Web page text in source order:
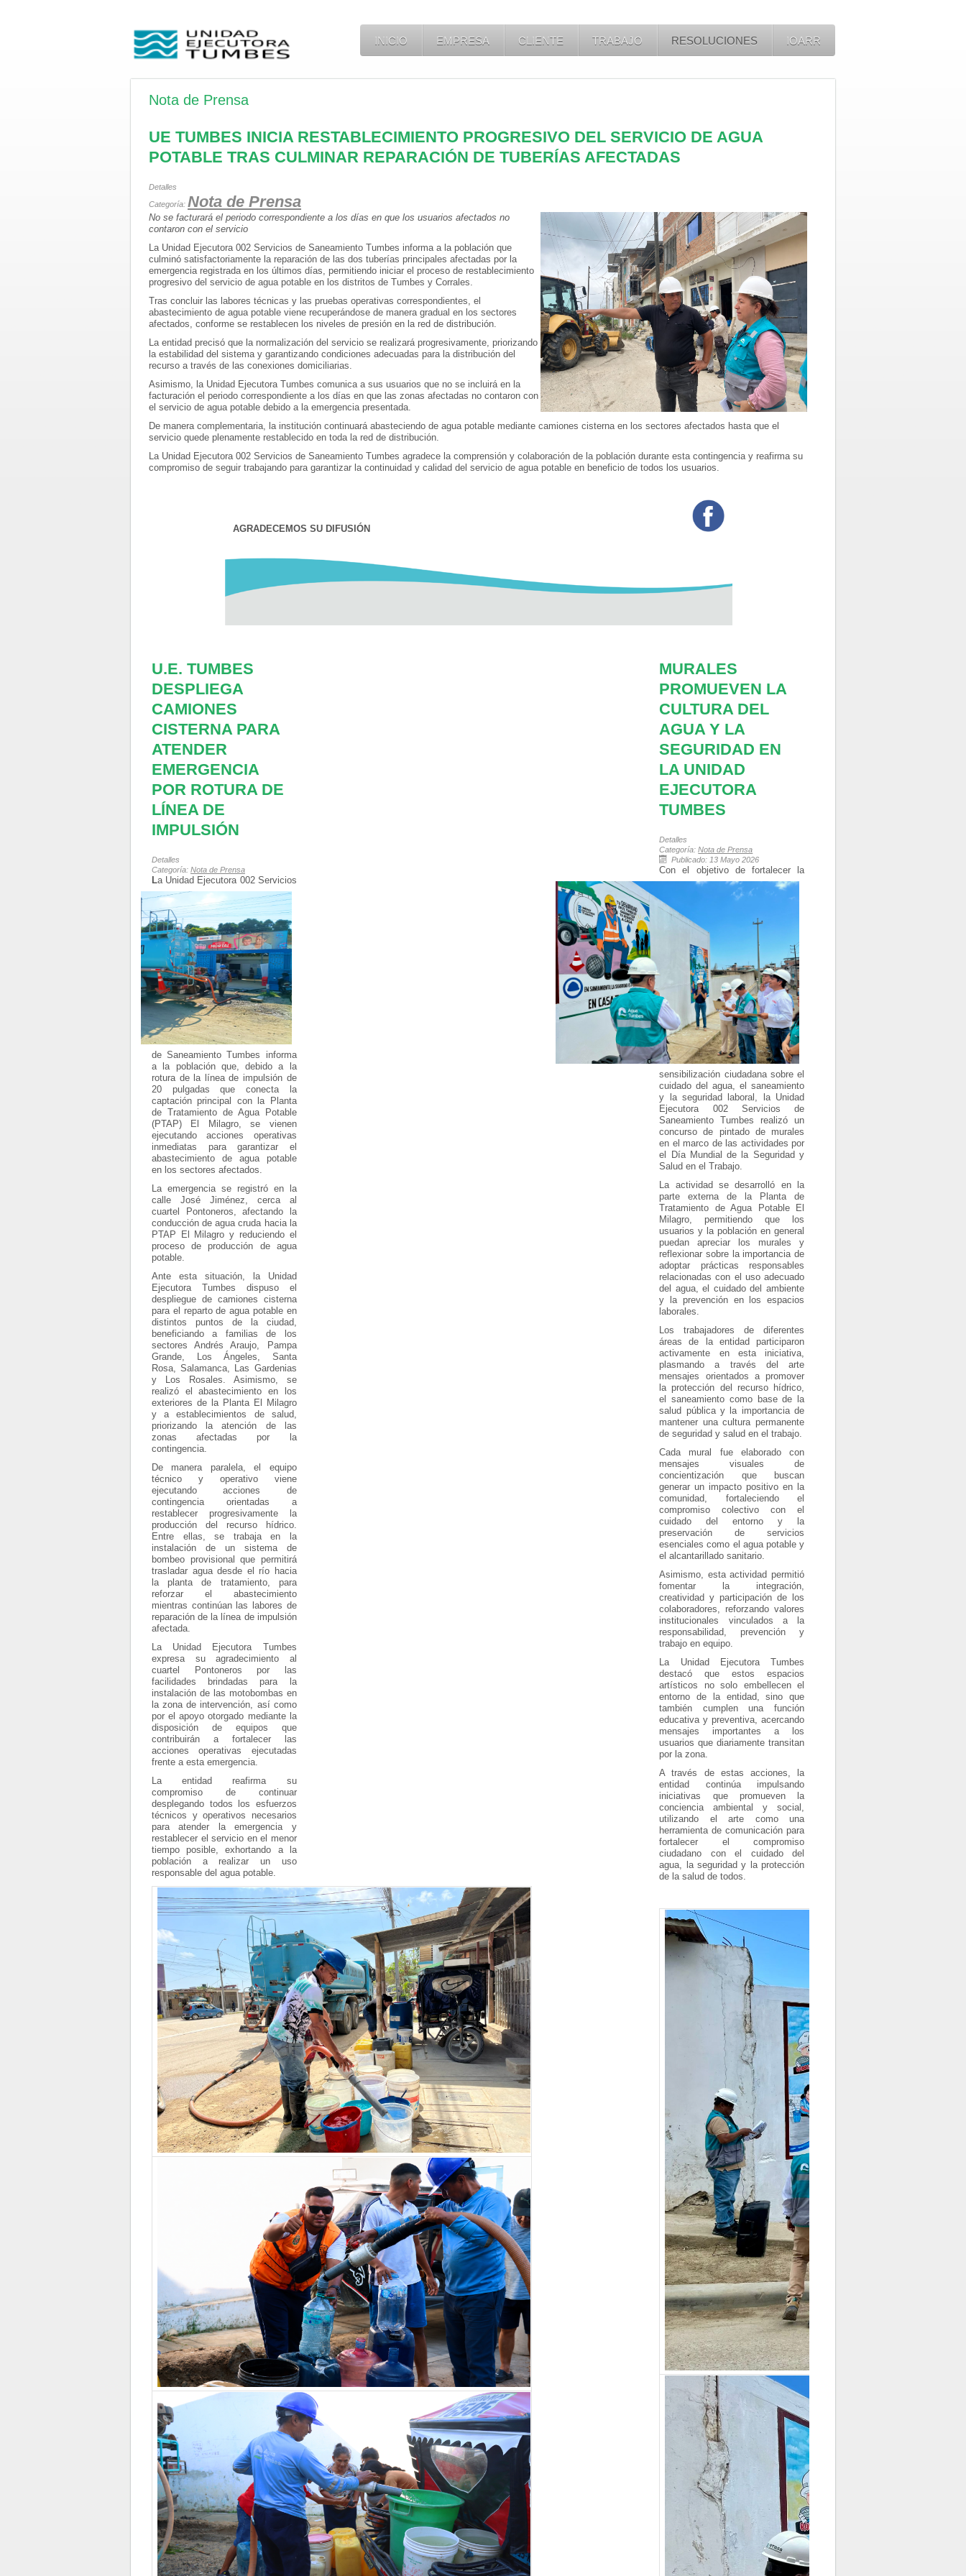
INICIO EMPRESA CLIENTE TRABAJO RESOLUCIONES IOARR
Nota de Prensa
UE TUMBES INICIA RESTABLECIMIENTO PROGRESIVO DEL SERVICIO DE AGUA
POTABLE TRAS CULMINAR REPARACIÓN DE TUBERÍAS AFECTADAS
Detalles
Categoría: Nota de Prensa
No se facturará el periodo correspondiente a los días en que los usuarios afectados no
contaron con el servicio
La Unidad Ejecutora 002 Servicios de Saneamiento Tumbes informa a la población que
culminó satisfactoriamente la reparación de las dos tuberías principales afectadas por la
emergencia registrada en los últimos días, permitiendo iniciar el proceso de restablecimiento
progresivo del servicio de agua potable en los distritos de Tumbes y Corrales.
Tras concluir las labores técnicas y las pruebas operativas correspondientes, el
abastecimiento de agua potable viene recuperándose de manera gradual en los sectores
afectados, conforme se restablecen los niveles de presión en la red de distribución.
La entidad precisó que la normalización del servicio se realizará progresivamente, priorizando
la estabilidad del sistema y garantizando condiciones adecuadas para la distribución del
recurso a través de las conexiones domiciliarias.
Asimismo, la Unidad Ejecutora Tumbes comunica a sus usuarios que no se incluirá en la
facturación el periodo correspondiente a los días en que las zonas afectadas no contaron con
el servicio de agua potable debido a la emergencia presentada.
De manera complementaria, la institución continuará abasteciendo de agua potable mediante camiones cisterna en los sectores afectados hasta que el
servicio quede plenamente restablecido en toda la red de distribución.
La Unidad Ejecutora 002 Servicios de Saneamiento Tumbes agradece la comprensión y colaboración de la población durante esta contingencia y reafirma su
compromiso de seguir trabajando para garantizar la continuidad y calidad del servicio de agua potable en beneficio de todos los usuarios.
AGRADECEMOS SU DIFUSIÓN
U.E. TUMBES
DESPLIEGA
CAMIONES
CISTERNA PARA
ATENDER
EMERGENCIA
POR ROTURA DE
LÍNEA DE
IMPULSIÓN
Detalles
Categoría: Nota de Prensa
La Unidad Ejecutora 002Servicios
de Saneamiento Tumbes informa
a la población que, debido a la
rotura de la línea de impulsión de
20 pulgadas que conecta la
captación principal con la Planta
de Tratamiento de Agua Potable
(PTAP) El Milagro, se vienen
ejecutando acciones operativas
inmediatas para garantizar el
abastecimiento de agua potable
en los sectores afectados.
La emergencia se registró en la
calle José Jiménez, cerca al
cuartel Pontoneros, afectando la
conducción de agua cruda hacia la
PTAP El Milagro y reduciendo el
proceso de producción de agua
potable.
Ante esta situación, la Unidad
Ejecutora Tumbes dispuso el
despliegue de camiones cisterna
para el reparto de agua potable en
distintos puntos de la ciudad,
beneficiando a familias de los
sectores Andrés Araujo, Pampa
Grande, Los Ángeles, Santa
Rosa, Salamanca, Las Gardenias
y Los Rosales. Asimismo, se
realizó el abastecimiento en los
exteriores de la Planta El Milagro
y a establecimientos de salud,
priorizando la atención de las
zonas afectadas por la
contingencia.
De manera paralela, el equipo
técnico y operativo viene
ejecutando acciones de
contingencia orientadas a
restablecer progresivamente la
producción del recurso hídrico.
Entre ellas, se trabaja en la
instalación de un sistema de
bombeo provisional que permitirá
trasladar agua desde el río hacia
la planta de tratamiento, para
reforzar el abastecimiento
mientras continúan las labores de
reparación de la línea de impulsión
afectada.
La Unidad Ejecutora Tumbes
expresa su agradecimiento al
cuartel Pontoneros por las
facilidades brindadas para la
instalación de las motobombas en
la zona de intervención, así como
por el apoyo otorgado mediante la
disposición de equipos que
contribuirán a fortalecer las
acciones operativas ejecutadas
frente a esta emergencia.
La entidad reafirma su
compromiso de continuar
desplegando todos los esfuerzos
técnicos y operativos necesarios
para atender la emergencia y
restablecer el servicio en el menor
tiempo posible, exhortando a la
población a realizar un uso
responsable del agua potable.
MURALES
PROMUEVEN LA
CULTURA DEL
AGUA Y LA
SEGURIDAD EN
LA UNIDAD
EJECUTORA
TUMBES
Detalles
Categoría:Nota de Prensa
Publicado: 13 Mayo 2026
Con el objetivo defortalecer la
sensibilización ciudadana sobre el
cuidado del agua, el saneamiento
y la seguridad laboral, la Unidad
Ejecutora 002 Servicios de
Saneamiento Tumbes realizó un
concurso de pintado de murales
en el marco de las actividades por
el Día Mundial de la Seguridad y
Salud en el Trabajo.
La actividad se desarrolló en la
parte externa de la Planta de
Tratamiento de Agua Potable El
Milagro, permitiendo que los
usuarios y la población en general
puedan apreciar los murales y
reflexionar sobre la importancia de
adoptar prácticas responsables
relacionadas con el uso adecuado
del agua, el cuidado del ambiente
y la prevención en los espacios
laborales.
Los trabajadores de diferentes
áreas de la entidad participaron
activamente en esta iniciativa,
plasmando a través del arte
mensajes orientados a promover
la protección del recurso hídrico,
el saneamiento como base de la
salud pública y la importancia de
mantener una cultura permanente
de seguridad y salud en el trabajo.
Cada mural fue elaborado con
mensajes visuales de
concientización que buscan
generar un impacto positivo en la
comunidad, fortaleciendo el
compromiso colectivo con el
cuidado del entorno y la
preservación de servicios
esenciales como el agua potable y
el alcantarillado sanitario.
Asimismo, esta actividad permitió
fomentar la integración,
creatividad y participación de los
colaboradores, reforzando valores
institucionales vinculados a la
responsabilidad, prevención y
trabajo en equipo.
La Unidad Ejecutora Tumbes
destacó que estos espacios
artísticos no solo embellecen el
entorno de la entidad, sino que
también cumplen una función
educativa y preventiva, acercando
mensajes importantes a los
usuarios que diariamente transitan
por la zona.
A través de estas acciones, la
entidad continúa impulsando
iniciativas que promueven la
conciencia ambiental y social,
utilizando el arte como una
herramienta de comunicación para
fortalecer el compromiso
ciudadano con el cuidado del
agua, la seguridad y la protección
de la salud de todos.